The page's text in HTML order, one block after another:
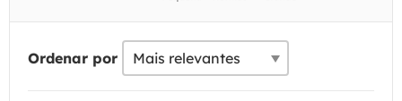
Ordenar por